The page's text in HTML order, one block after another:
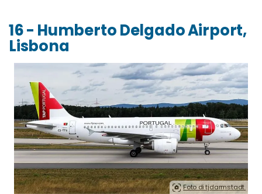
16 - Humberto Delgado Airport,
Lisbona
Foto di tjdarmstadt.